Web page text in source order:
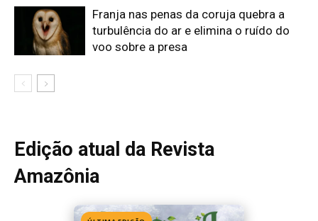
Edição 155· Julho 2026